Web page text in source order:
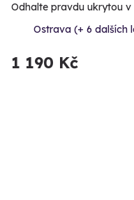
Odhalte pravdu ukrytou v
Ostrava (+ 6 dalších
1 190 Kč